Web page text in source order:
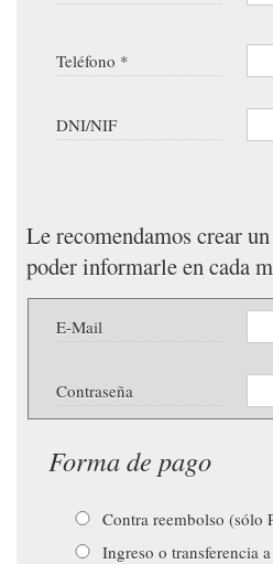
Teléfono *
DNI/NIF
Le recomendamos crear
poder informarle en cada
E-Mail
Contraseña
Forma de pago
Contra reembolso (sólo
Ingreso o transferencia